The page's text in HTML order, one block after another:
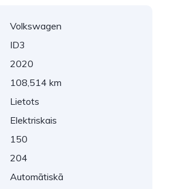
Volkswagen
ID3
2020
108,514 km
Lietots
Elektriskais
150
204
Automātiskā